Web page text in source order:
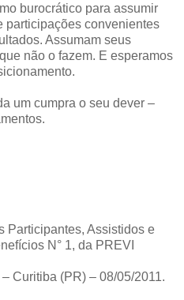
burocrático para assumir
participações convenientes
Assumam seus
não o fazem. E esperamos
um cumpra o seu dever –
Participantes, Assistidos e
N° 1, da PREVI
Curitiba (PR) – 08/05/2011.